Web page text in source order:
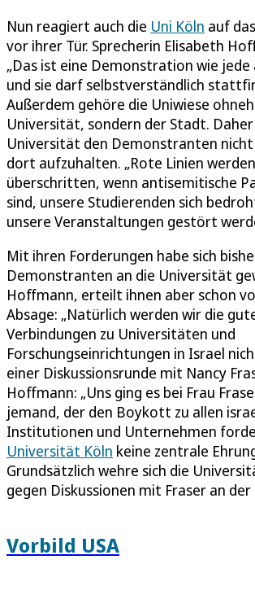
Nun reagiert auch die Uni Köln auf
vor ihrer Tür. Sprecherin Elisabeth
„Das ist eine Demonstration wie jede
und sie darf selbstverständlich
Außerdem gehöre die Uniwiese
Universität, sondern der Stadt.
Universität den Demonstranten
dort aufzuhalten. „Rote Linien
überschritten, wenn antisemitische
sind, unsere Studierenden sich
unsere Veranstaltungen gestört
Mit ihren Forderungen habe sich
Demonstranten an die Universität
Hoffmann, erteilt ihnen aber schon
Absage: „Natürlich werden wir die
Verbindungen zu Universitäten und
Forschungseinrichtungen in Israel
einer Diskussionsrunde mit Nancy
Hoffmann: „Uns ging es bei Frau
jemand, der den Boykott zu allen
Institutionen und Unternehmen
Universität Köln keine zentrale
Grundsätzlich wehre sich die
gegen Diskussionen mit Fraser an der
Vorbild USA